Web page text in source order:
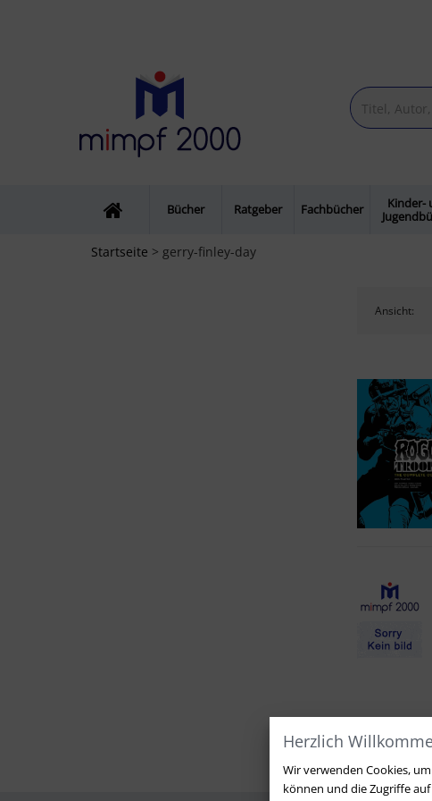
Herzlich
Wir verwenden Cookies,
können und die Zugriffe
Bücher Ratgeber Fachbücher
Kinder-
Startseite > gerry-finley-day
Ansicht: